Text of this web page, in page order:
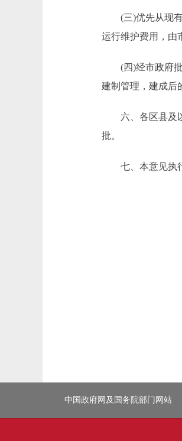
(三)优先从现有
运行维护费用，由
(四)经市政府批
建制管理，建成后
六、各区县及以
批。
七、本意见执行
中国政府网及国务院部门网站